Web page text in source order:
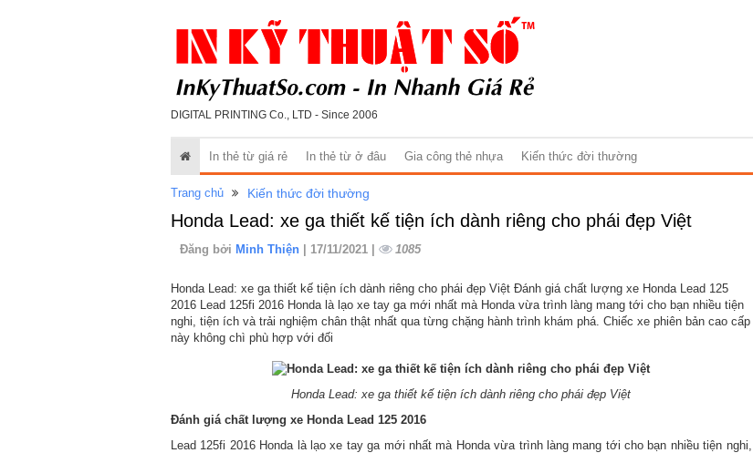
DIGITAL PRINTING Co., LTD - Since 2006
In thẻ từ giá rẻ In thẻ từ ở đâu Gia công thẻ nhựa Kiến thức đời thường
Trang chủ Kiến thức đời thường
Honda Lead: xe ga thiết kế tiện ích dành riêng cho phái đẹp Việt
Đăng bởi Minh Thiện | 17/11/2021 | 1085
Honda Lead: xe ga thiết kế tiện ích dành riêng cho phái đẹp Việt Đánh giá chất lượng xe Honda Lead 125
2016 Lead 125fi 2016 Honda là lạo xe tay ga mới nhất mà Honda vừa trình làng mang tới cho bạn nhiều tiện
nghi, tiện ích và trải nghiệm chân thật nhất qua từng chặng hành trình khám phá. Chiếc xe phiên bản cao cấp
này không chì phù hợp với đối
Honda Lead: xe ga thiết kế tiện ích dành riêng cho phái đẹp Việt
Đánh giá chất lượng xe Honda Lead 125 2016
Lead 125fi 2016 Honda là lạo xe tay ga mới nhất mà Honda vừa trình làng mang tới cho bạn nhiều tiện nghi,